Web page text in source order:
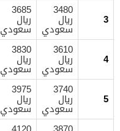
3
3480
ريال
سعودي
3685
ريال
سعودي
4
3610
ريال
سعودي
3830
ريال
سعودي
5
3740
ريال
سعودي
3975
ريال
سعودي